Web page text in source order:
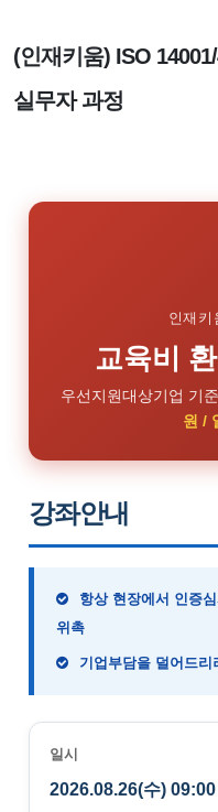
(인재키움) ISO
실무자 과정
인재키
교육비
우선지원대상기업 기
원 /
강좌안내
항상 현장에서 인증
위촉
기업부담을 덜어드리
일시
2026.08.26(수)